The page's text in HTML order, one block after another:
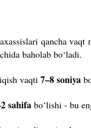
qancha
baholab bo‘ladi.
vaqti 7–8 soniya
sahifa bo‘lishi - bu